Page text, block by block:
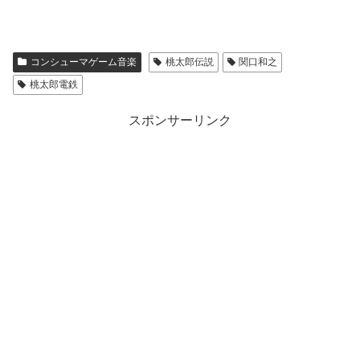
コンシューマゲーム音楽 桃太郎伝説
関口和之
桃太郎電鉄
スポンサーリンク